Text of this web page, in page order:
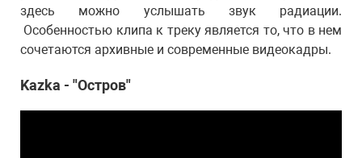
здесь можно услышать звук радиации.
Особенностью клипа к треку является то, что в нем
сочетаются архивные и современные видеокадры.
Kazka - "Остров"